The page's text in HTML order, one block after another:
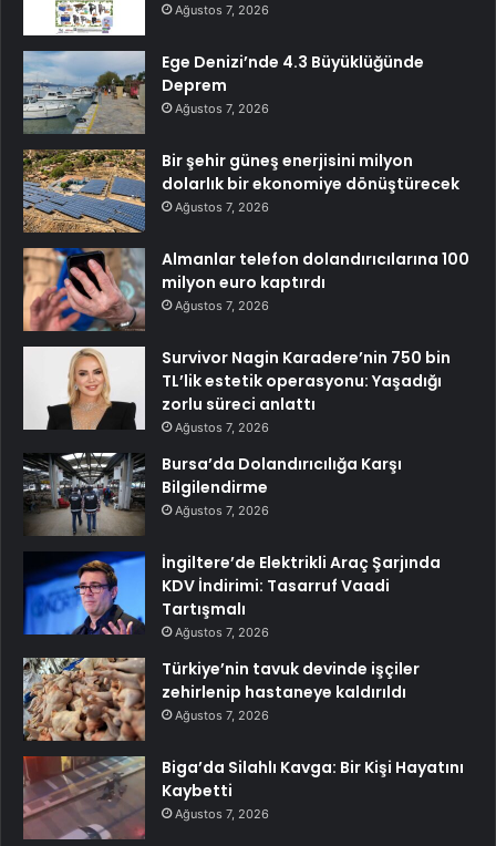
Ağustos 7, 2026
Ege Denizi’nde 4.3 Büyüklüğünde
Deprem
Ağustos 7, 2026
Bir şehir güneş enerjisini milyon
dolarlık bir ekonomiye dönüştürecek
Ağustos 7, 2026
Almanlar telefon dolandırıcılarına 100
milyon euro kaptırdı
Ağustos 7, 2026
Survivor Nagin Karadere’nin 750 bin
TL’lik estetik operasyonu: Yaşadığı
zorlu süreci anlattı
Ağustos 7, 2026
Bursa’da Dolandırıcılığa Karşı
Bilgilendirme
Ağustos 7, 2026
İngiltere’de Elektrikli Araç Şarjında
KDV İndirimi: Tasarruf Vaadi
Tartışmalı
Ağustos 7, 2026
Türkiye’nin tavuk devinde işçiler
zehirlenip hastaneye kaldırıldı
Ağustos 7, 2026
Biga’da Silahlı Kavga: Bir Kişi Hayatını
Kaybetti
Ağustos 7, 2026